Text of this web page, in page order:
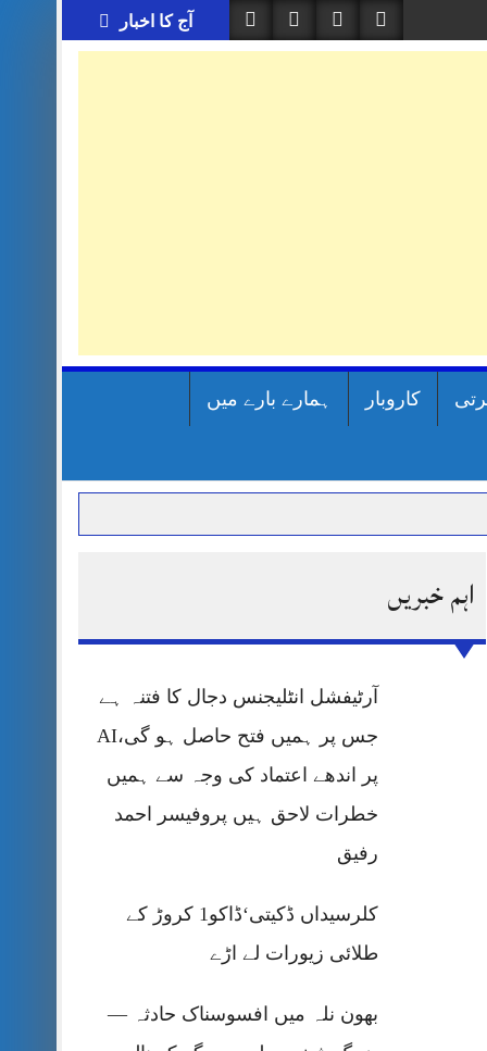
آج کا اخبار
کاروبار ہمارے بارے میں
پر قربان
اہم خبریں
آرٹیفشل انٹلیجنس دجال کا فتنہ ہے
جس پر ہمیں فتح حاصل ہو گی،AI
پر اندھے اعتماد کی وجہ سے ہمیں
خطرات لاحق ہیں پروفیسر احمد
رفیق
کلرسیداں ڈکیتی‘ڈاکو1 کروڑ کے
طلائی زیورات لے اڑے
بھون نلہ میں افسوسناک حادثہ —